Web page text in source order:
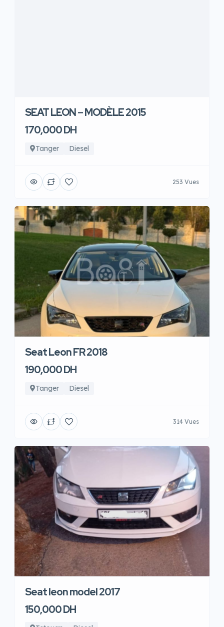
SEAT LEON – MODÈLE 2015
170,000 DH
Tanger Diesel
253 Vues
Seat Leon FR 2018
190,000 DH
Tanger Diesel
314 Vues
Seat leon model 2017
150,000 DH